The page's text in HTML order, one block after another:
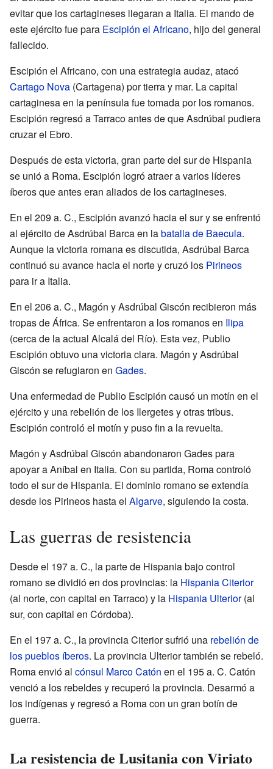
evitar que los cartagineses llegaran a Italia. El mando de
este ejército fue para Escipión el Africano, hijo del general
fallecido.
Escipión el Africano, con una estrategia audaz, atacó
Cartago Nova (Cartagena) por tierra y mar. La capital
cartaginesa en la península fue tomada por los romanos.
Escipión regresó a Tarraco antes de que Asdrúbal pudiera
cruzar el Ebro.
Después de esta victoria, gran parte del sur de Hispania
se unió a Roma. Escipión logró atraer a varios líderes
íberos que antes eran aliados de los cartagineses.
En el 209 a. C., Escipión avanzó hacia el sur y se enfrentó
al ejército de Asdrúbal Barca en labatalla de Baecula.
Aunque la victoria romana es discutida, Asdrúbal Barca
continuó su avance hacia el norte y cruzó los Pirineos
para ir a Italia.
En el 206 a. C., Magón y Asdrúbal Giscón recibieron más
tropas de África. Se enfrentaron a los romanos en Ilipa
(cerca de la actual Alcalá del Río). Esta vez, Publio
Escipión obtuvo una victoria clara. Magón y Asdrúbal
Giscón se refugiaron en Gades.
Una enfermedad de Publio Escipión causó un motín en el
ejército y una rebelión de los Ilergetes y otras tribus.
Escipión controló el motín y puso fin a la revuelta.
Magón y Asdrúbal Giscón abandonaron Gades para
apoyar a Aníbal en Italia. Con su partida, Roma controló
todo el sur de Hispania. El dominio romano se extendía
desde los Pirineos hasta el Algarve, siguiendo la costa.
Las guerras de resistencia
Desde el 197 a. C., la parte de Hispania bajo control
romano se dividió en dos provincias: la Hispania Citerior
(al norte, con capital en Tarraco) y la Hispania Ulterior(al
sur, con capital en Córdoba).
En el 197 a. C., la provincia Citerior sufrió una rebelión de
los pueblos íberos. La provincia Ulterior también se rebeló.
Roma envió al cónsul Marco Catón en el 195 a. C. Catón
venció a los rebeldes y recuperó la provincia. Desarmó a
los indígenas y regresó a Roma con un gran botín de
guerra.
La resistencia de Lusitania con Viriato